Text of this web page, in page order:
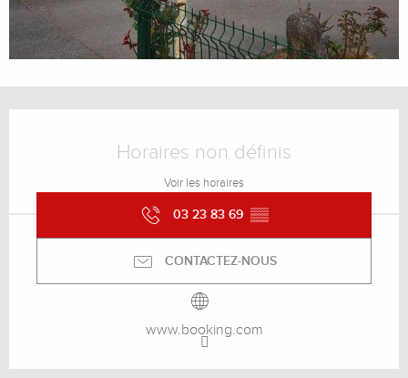
Horaires non définis
Voir les horaires
03 23 83 69 ▒▒
CONTACTEZ-NOUS
www.booking.com